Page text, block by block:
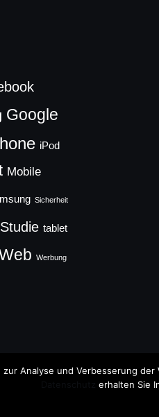
Google
iPod
Mobile
Sicherheit
Studie tablet
Werbung
Analyse und Verbesserung
erhalten Sie